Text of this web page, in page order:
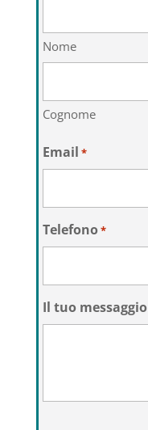
Nome
Cognome
Email *
Telefono*
Il tuo messaggio